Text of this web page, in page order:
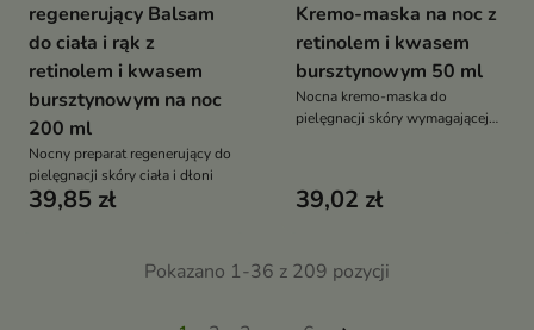
regenerujący Balsam
do ciała i rąk z
retinolem i kwasem
bursztynowym na noc
200 ml
Nocny preparat regenerujący do
pielęgnacji skóry ciała i dłoni
39,85 zł
Kremo-maska na noc z
retinolem i kwasem
bursztynowym 50 ml
Nocna kremo-maska do
pielęgnacji skóry wymagającej
39,02 zł
Pokazano 1-36 z 209 pozycji